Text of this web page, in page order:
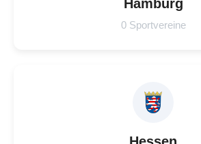
Hamburg
0 Sportvereine